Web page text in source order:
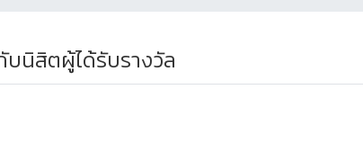
นิสิตผู้ได้รับรางวัล